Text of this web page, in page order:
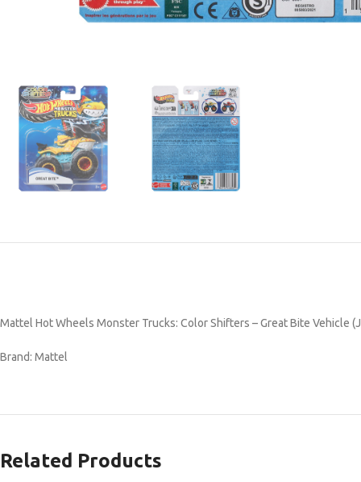
Mattel Hot Wheels Monster Trucks: Color Shifters – Great Bite Vehicle
Brand: Mattel
Related Products